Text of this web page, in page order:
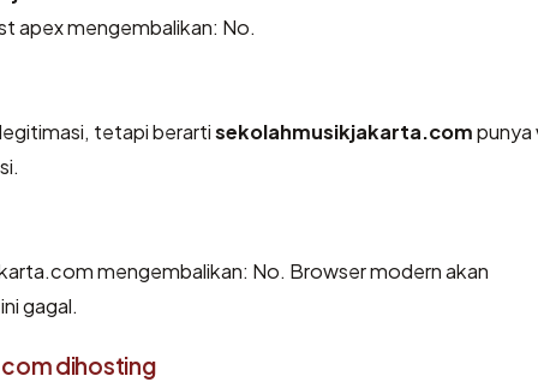
apex mengembalikan: No.
tetapi berartisekolahmusikjakarta.compunya
mengembalikan: No. Browser modern akan
gagal.
dihosting